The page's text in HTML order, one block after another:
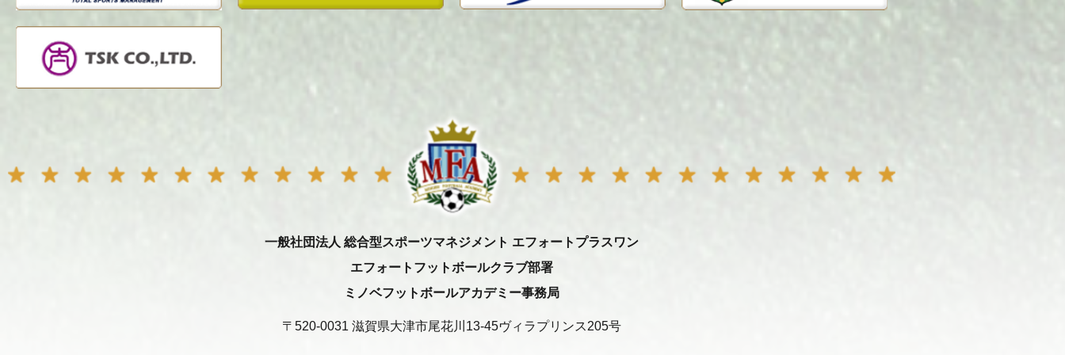
一般社団法人 総合型スポーツマネジメント エフォートプラスワン
エフォートフットボールクラブ部署
ミノベフットボールアカデミー事務局
〒520-0031 滋賀県大津市尾花川13-45ヴィラプリンス205号